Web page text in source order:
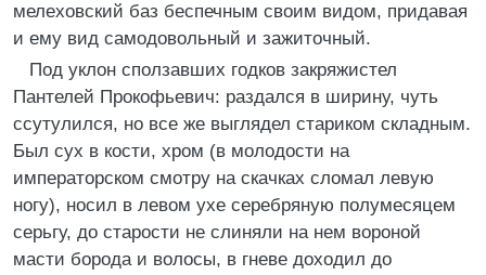
мелеховский баз беспечным своим видом, придавая
и ему вид самодовольный и зажиточный.
Под уклон сползавших годков закряжистел
Пантелей Прокофьевич: раздался в ширину, чуть
ссутулился, но все же выглядел стариком складным.
Был сух в кости, хром (в молодости на
императорском смотру на скачках сломал левую
ногу), носил в левом ухе серебряную полумесяцем
серьгу, до старости не слиняли на нем вороной
масти борода и волосы, в гневе доходил до